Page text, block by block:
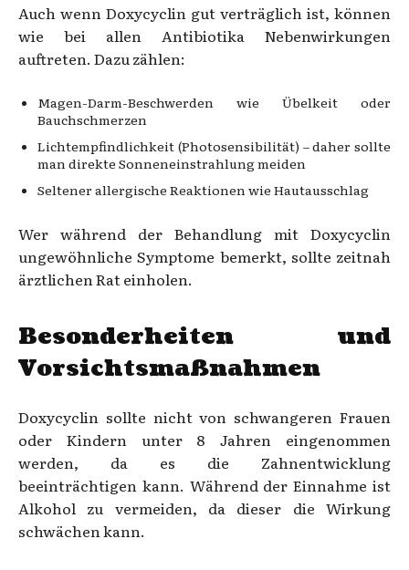
Auch wenn Doxycyclin gut verträglich ist, können
wie bei allen Antibiotika Nebenwirkungen
auftreten. Dazu zählen:
Magen-Darm-Beschwerden wie Übelkeit oder
Bauchschmerzen
Lichtempfindlichkeit (Photosensibilität) – daher sollte
man direkte Sonneneinstrahlung meiden
Seltener allergische Reaktionen wie Hautausschlag
Wer während der Behandlung mit Doxycyclin
ungewöhnliche Symptome bemerkt, sollte zeitnah
ärztlichen Rat einholen.
Besonderheiten und
Vorsichtsmaßnahmen
Doxycyclin sollte nicht von schwangeren Frauen
oder Kindern unter 8 Jahren eingenommen
werden, da es die Zahnentwicklung
beeinträchtigen kann. Während der Einnahme ist
Alkohol zu vermeiden, da dieser die Wirkung
schwächen kann.